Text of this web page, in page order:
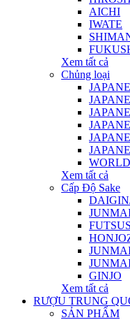
AICHI
IWATE
Xem tất cả
Chủng loại
Xem tất cả
Cấp Độ Sake
GINJO
Xem tất cả
RƯỢU TRUNG
SẢN PHẨM